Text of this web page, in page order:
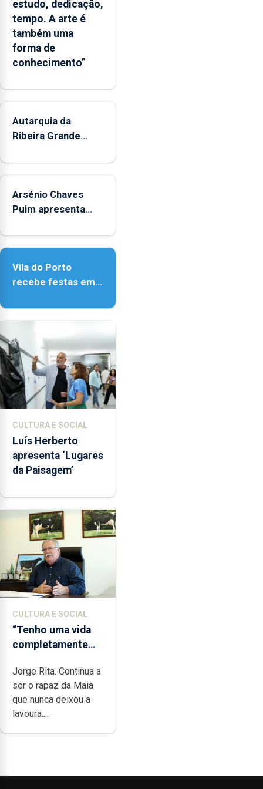
Governo
Regional
e
municípios.
estudo, dedicação,
tempo. A arte é
também uma
forma de
conhecimento”
Autarquia da
Ribeira Grande
"Museus no Verão"
Arsénio Chaves
Puim apresenta
de Vila do Porto
Vila do Porto
recebe festas em
Senhora da
CULTURA E SOCIAL
Luís Herberto
apresenta ‘Lugares
da Paisagem’
CULTURA E SOCIAL
“Tenho uma vida
completamente
dedicação, gosto e
muita paixão”
Jorge Rita. Continua a
ser o rapaz da Maia
que nunca deixou a
lavoura....